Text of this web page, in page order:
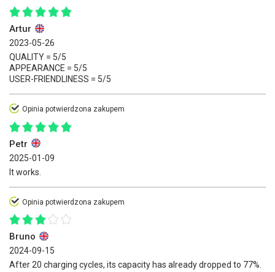
Artur
2023-05-26
QUALITY = 5/5
APPEARANCE = 5/5
USER-FRIENDLINESS = 5/5
Opinia potwierdzona zakupem
Petr
2025-01-09
It works.
Opinia potwierdzona zakupem
Bruno
2024-09-15
After 20 charging cycles, its capacity has already dropped to 77%.